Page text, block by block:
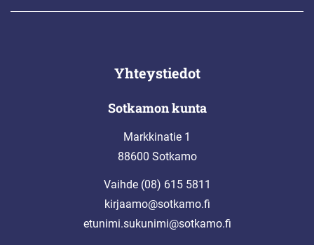
Yhteystiedot
Sotkamon kunta
Markkinatie 1
88600 Sotkamo
Vaihde (08) 615 5811
kirjaamo@sotkamo.fi
etunimi.sukunimi@sotkamo.fi